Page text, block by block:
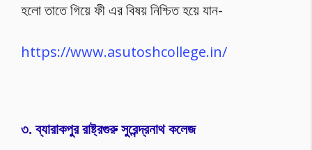
হলো তাতে গিয়ে ফী এর বিষয় নিশ্চিত হয়ে যান-
https://www.asutoshcollege.in/
৩. ব্যারাকপুর রাষ্ট্রগুরু সুরেন্দ্রনাথ কলেজ